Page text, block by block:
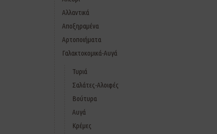
Αλλαντικά
Αποξηραμένα
Αρτοποιήματα
Γαλακτοκομικά-Αυγά
Τυριά
Σαλάτες-Αλοιφές
Βούτυρα
Αυγά
Κρέμες